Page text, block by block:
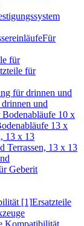
Für
für
für
für drinnen und
und
10 x
13 x
13 x 13
Terrassen, 13 x 13
Geberit
[1]Ersatzteile
Kompatibilität